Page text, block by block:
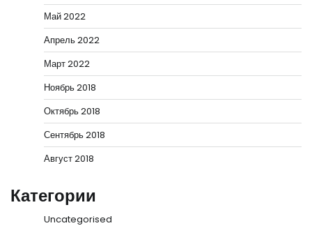
Май 2022
Апрель 2022
Март 2022
Ноябрь 2018
Октябрь 2018
Сентябрь 2018
Август 2018
Категории
Uncategorised